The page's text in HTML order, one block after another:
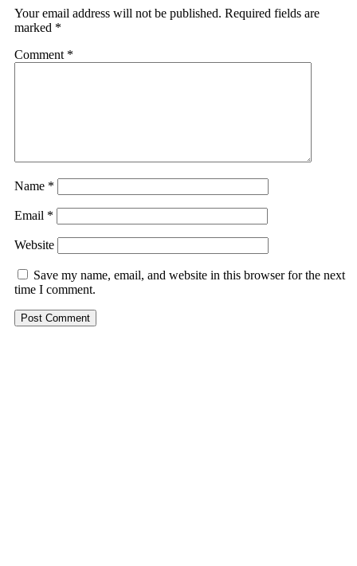
Your email address will not be published. Required fields are
marked *
Comment *
Name *
Email *
Website
Save my name, email, and website in this browser for the next
time I comment.